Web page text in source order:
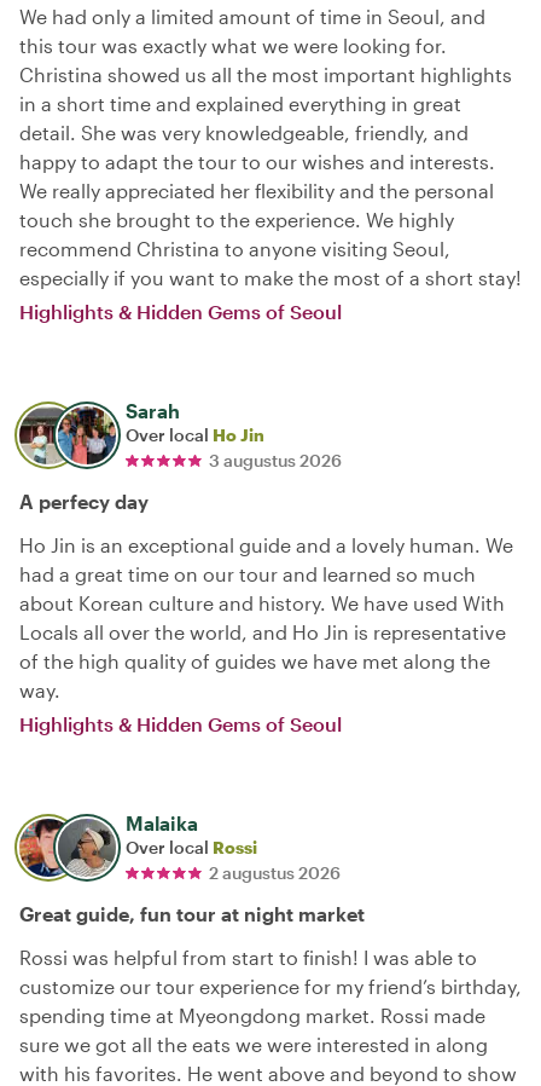
We had only a limited amount of time in Seoul, and
this tour was exactly what we were looking for.
Christina showed us all the most important highlights
in a short time and explained everything in great
detail. She was very knowledgeable, friendly, and
happy to adapt the tour to our wishes and interests.
We really appreciated her flexibility and the personal
touch she brought to the experience. We highly
recommend Christina to anyone visiting Seoul,
especially if you want to make the most of a short stay!
Highlights & Hidden Gems of Seoul
Sarah
Over local Ho Jin
3 augustus 2026
A perfecy day
Ho Jin is an exceptional guide and a lovely human. We
had a great time on our tour and learned so much
about Korean culture and history. We have used With
Locals all over the world, and Ho Jin is representative
of the high quality of guides we have met along the
way.
Highlights & Hidden Gems of Seoul
Malaika
Over local Rossi
2 augustus 2026
Great guide, fun tour at night market
Rossi was helpful from start to finish! I was able to
customize our tour experience for my friend’s birthday,
spending time at Myeongdong market. Rossi made
sure we got all the eats we were interested in along
with his favorites. He went above and beyond to show